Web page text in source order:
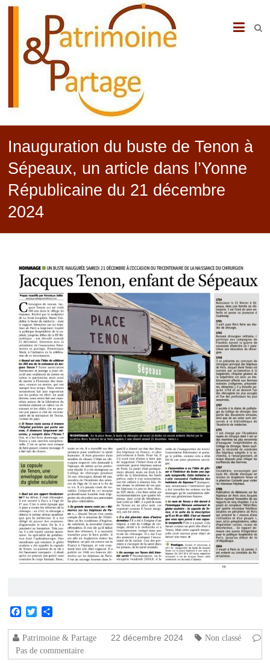
PATRIMOINE
PARTAGE
Inauguration du buste de Tenon à
Sépeaux, un article dans l’Yonne
Républicaine du 21 décembre
2024
Facebook
Twitter
Patrimoine & Partage 22 décembre 2024
Non classé
Pas de commentaire